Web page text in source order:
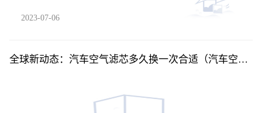
2023-07-06
全球新动态：汽车空气滤芯多久换一次合适（汽车空气